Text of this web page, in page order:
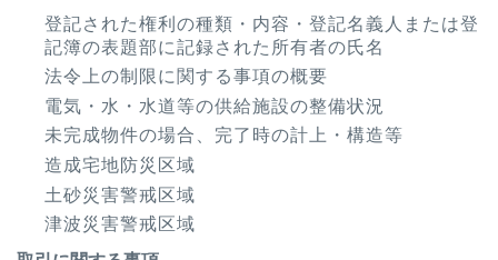
登記された権利の種類・内容・登記名義人または登
記簿の表題部に記録された所有者の氏名
法令上の制限に関する事項の概要
電気・水・水道等の供給施設の整備状況
未完成物件の場合、完了時の計上・構造等
造成宅地防災区域
土砂災害警戒区域
津波災害警戒区域